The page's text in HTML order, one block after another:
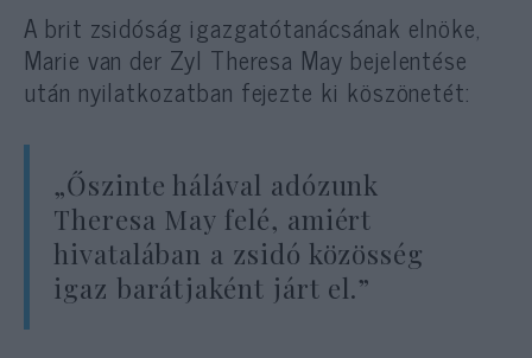
A brit zsidóság igazgatótanácsának elnöke,
Marie van der Zyl Theresa May bejelentése
után nyilatkozatban fejezte ki köszönetét:
„Őszinte hálával adózunk
Theresa May felé, amiért
hivatalában a zsidó közösség
igaz barátjaként járt el.”